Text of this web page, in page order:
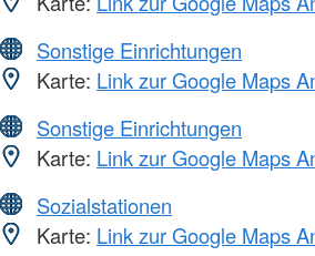
Sonstige Einrichtungen
Karte: Link zur Google Maps
Sonstige Einrichtungen
Karte: Link zur Google Maps
Sozialstationen
Karte: Link zur Google Maps